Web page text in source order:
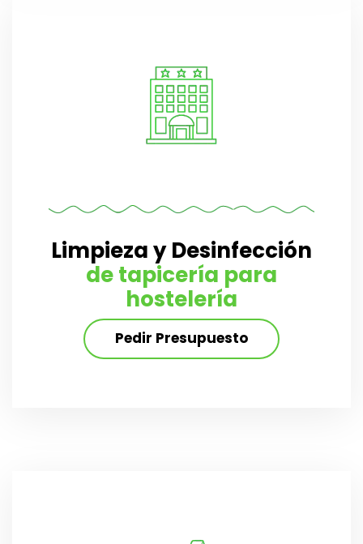
Limpieza y Desinfección
de tapicería para
hostelería
Pedir Presupuesto